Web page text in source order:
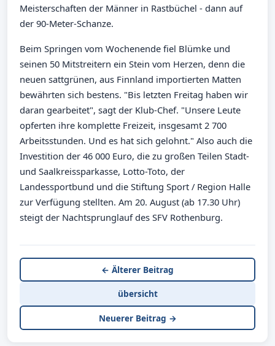
Meisterschaften der Männer in Rastbüchel - dann auf
der 90-Meter-Schanze.
Beim Springen vom Wochenende fiel Blümke und
seinen 50 Mitstreitern ein Stein vom Herzen, denn die
neuen sattgrünen, aus Finnland importierten Matten
bewährten sich bestens. "Bis letzten Freitag haben wir
daran gearbeitet", sagt der Klub-Chef. "Unsere Leute
opferten ihre komplette Freizeit, insgesamt 2 700
Arbeitsstunden. Und es hat sich gelohnt." Also auch die
Investition der 46 000 Euro, die zu großen Teilen Stadt-
und Saalkreissparkasse, Lotto-Toto, der
Landessportbund und die Stiftung Sport / Region Halle
zur Verfügung stellten. Am 20. August (ab 17.30 Uhr)
steigt der Nachtsprunglauf des SFV Rothenburg.
← Älterer Beitrag
übersicht
Neuerer Beitrag →